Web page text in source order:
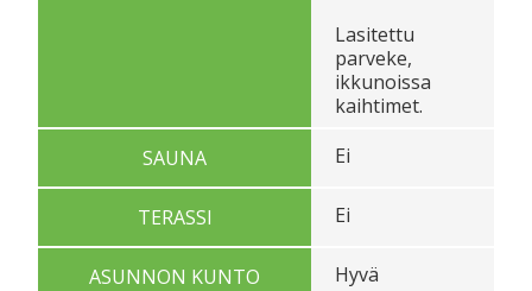
Lasitettu
parveke,
ikkunoissa
kaihtimet.
SAUNA
Ei
TERASSI Ei
ASUNNON KUNTO Hyvä